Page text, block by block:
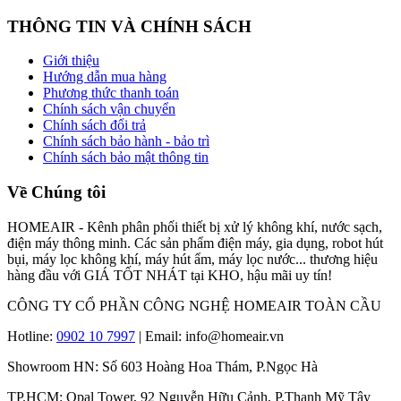
THÔNG TIN VÀ CHÍNH SÁCH
Giới thiệu
Hướng dẫn mua hàng
Phương thức thanh toán
Chính sách vận chuyển
Chính sách đổi trả
Chính sách bảo hành - bảo trì
Chính sách bảo mật thông tin
Về Chúng tôi
HOMEAIR - Kênh phân phối thiết bị xử lý không khí, nước sạch,
điện máy thông minh. Các sản phẩm điện máy, gia dụng, robot hút
bụi, máy lọc không khí, máy hút ẩm, máy lọc nước... thương hiệu
hàng đầu với GIÁ TỐT NHÁT tại KHO, hậu mãi uy tín!
CÔNG TY CỔ PHẦN CÔNG NGHỆ HOMEAIR TOÀN CẦU
Hotline: 0902 10 7997 | Email: info@homeair.vn
Showroom HN: Số 603 Hoàng Hoa Thám, P.Ngọc Hà
TP.HCM: Opal Tower, 92 Nguyễn Hữu Cảnh, P.Thạnh Mỹ Tây